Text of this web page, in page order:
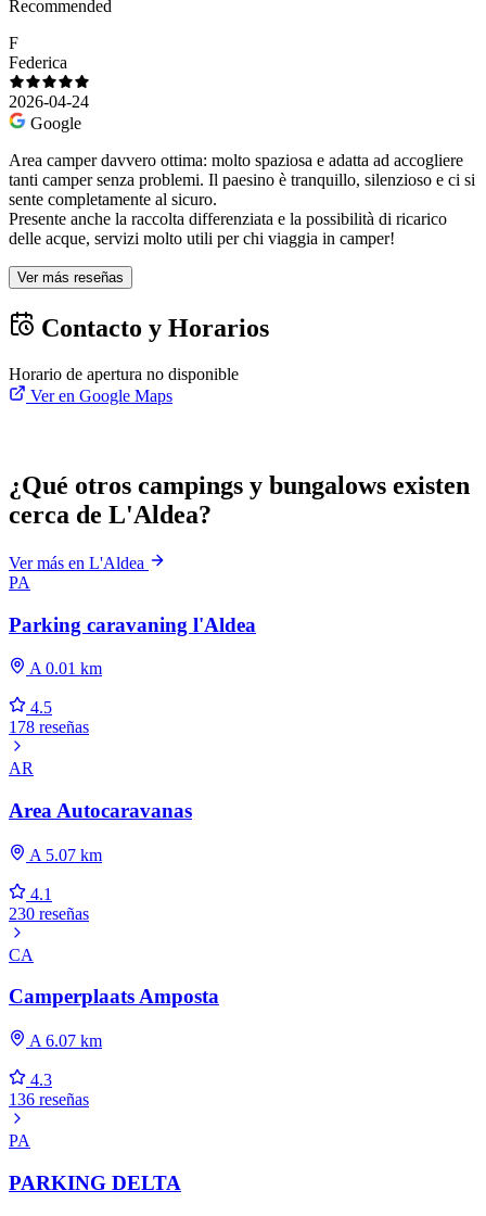
Recommended
F
Federica
2026-04-24
Google
Area camper davvero ottima: molto spaziosa e adatta ad accogliere
tanti camper senza problemi. Il paesino è tranquillo, silenzioso e ci si
sente completamente al sicuro.
Presente anche la raccolta differenziata e la possibilità di ricarico
delle acque, servizi molto utili per chi viaggia in camper!
Ver más reseñas
Contacto y Horarios
Horario de apertura no disponible
Ver en Google Maps
¿Qué otros campings y bungalows existen
cerca de L'Aldea?
Ver más en L'Aldea
PA
Parking caravaning l'Aldea
A 0.01 km
4.5
178 reseñas
AR
Area Autocaravanas
A 5.07 km
4.1
230 reseñas
CA
Camperplaats Amposta
A 6.07 km
4.3
136 reseñas
PA
PARKING DELTA